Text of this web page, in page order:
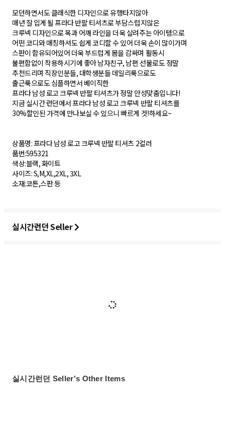
모던하면서도 클래식한 디자인으로 유행타지않아
매년 잘 입게 될 프라다 반팔 티셔츠로 부담스럽지않은
크루넥 디자인으로 목과 어깨 라인을 더욱 살려주는 아이템으로
어떤 코디와 매칭하셔도 쉽게 코디할 수 있어 더욱 손이 많이가며
스판이 함유되어있어 더욱 부드럽게 몸을 감싸며 활동시
불편함없이 착용하시기에 좋아 남자친구, 남편 선물로도 정말
추천드리며 직장인분들, 대학생분들 데일리룩으로도
출근룩으로도 심플하면서 베이직한
프라다 남성 로고 크루넥 반팔 티셔츠가 정말 안성맞춤입니다!
지금 실시간 런던에서 프라다 남성 로고 크루넥 반팔 티셔츠를
30%할인된 가격에 만나보실 수 있으니 빠르게 겟!하세요~
상품명: 프라다 남성 로고 크루넥 반팔 티셔츠 2컬러
품번:595321
색상:블랙, 화이트
사이즈: S,M,XL,2XL, 3XL
소재:코튼,스판 등
실시간런던 Seller
실시간런던 Seller's Other Items